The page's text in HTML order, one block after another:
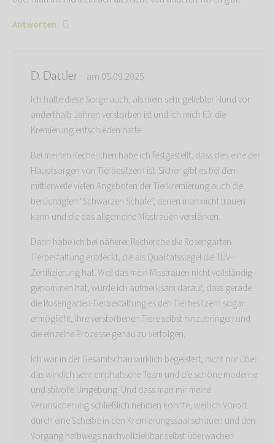
Antworten
D. Dattler am 05.09.2025
Ich hatte diese Sorge auch, als mein sehr geliebter Hund vor
anderthalb Jahren verstorben ist und ich mich für die
Kremierung entschieden hatte.
Bei meinen Recherchen habe ich festgestellt, dass dies eine der
Hauptsorgen von Tierbesitzern ist. Sicher gibt es bei den
mittlerweile vielen Angeboten der Tierkremierung auch die
berüchtigten "Schwarzen Schafe", denen man nicht trauen
kann und die das allgemeine Misstrauen verstärken.
Dann habe ich bei näherer Recherche die Rosengarten
Tierbestattung entdeckt, die als Qualitätssiegel die TÜV-
Zertifizierung hat. Weil das mein Misstrauen nicht vollständig
genommen hat, wurde ich aufmerksam darauf, dass gerade
die Rosengarten-Tierbestattung es den Tierbesitzern sogar
ermöglicht, ihre verstorbenen Tiere selbst hinzubringen und
die einzelne Prozesse genau zu verfolgen.
Ich war in der Gesamtschau wirklich begeistert, nicht nur über
das wirklich sehr emphatische Team und die schöne moderne
und stilvolle Umgebung. Und dass man mir meine
Verunsicherung schließlich nehmen konnte, weil ich Vorort
durch eine Scheibe in den Kremierungssaal schauen und den
Vorgang halbwegs nachvollziehbar selbst überwachen